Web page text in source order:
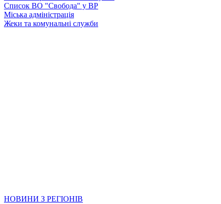
Список ВО "Свобода" у ВР
Міська адміністрація
Жеки та комунальні служби
НОВИНИ З РЕГІОНІВ